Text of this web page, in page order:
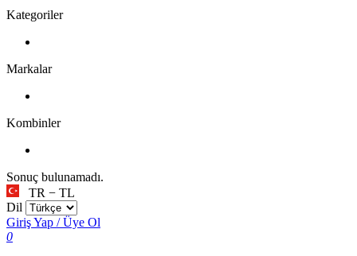
Kategoriler
Markalar
Kombinler
Sonuç bulunamadı.
TR − TL
Dil
Giriş Yap / Üye Ol
0